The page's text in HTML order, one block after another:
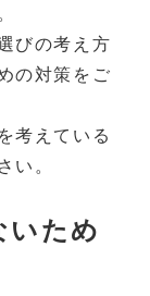
びの考え方
の対策をご
考えている
い。
いため